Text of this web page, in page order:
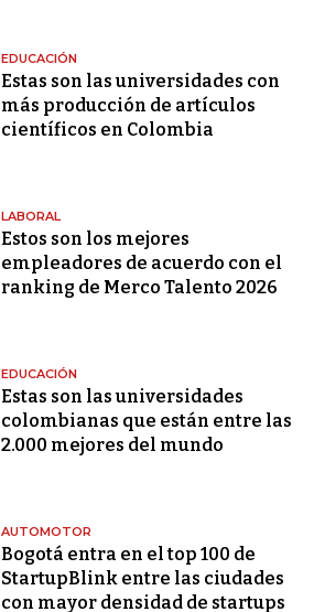
EDUCACIÓN
Estas son las universidades con
más producción de artículos
científicos en Colombia
LABORAL
Estos son los mejores
empleadores de acuerdo con el
ranking de Merco Talento 2026
EDUCACIÓN
Estas son las universidades
colombianas que están entre las
2.000 mejores del mundo
AUTOMOTOR
Bogotá entra en el top 100 de
StartupBlink entre las ciudades
con mayor densidad de startups